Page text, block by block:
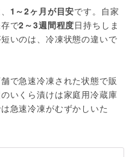
1～2ヶ月が目安です。自家
で2～3週間程度日持ちしま
いのは、冷凍状態の違いで
で急速冷凍された状態で販
いくら漬けは家庭用冷蔵庫
急速冷凍がむずかしいた